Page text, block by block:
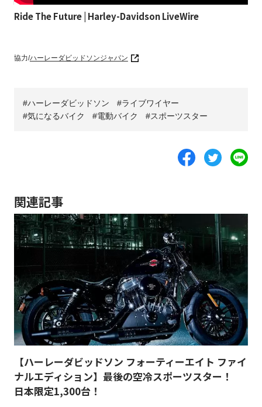
Ride The Future | Harley-Davidson LiveWire
協力/ハーレーダビッドソンジャパン
ハーレーダビッドソン
ライブワイヤー
気になるバイク
電動バイク スポーツスター
関連記事
【ハーレーダビッドソン フォーティーエイト ファイ
ナルエディション】最後の空冷スポーツスター！
日本限定1,300台！